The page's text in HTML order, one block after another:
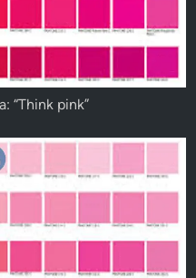
“Think pink”